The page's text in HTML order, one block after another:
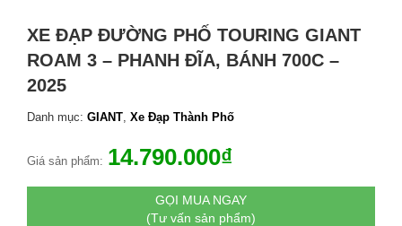
XE ĐẠP ĐƯỜNG PHỐ TOURING GIANT
ROAM 3 – PHANH ĐĨA, BÁNH 700C –
2025
Danh mục: GIANT, Xe Đạp Thành Phố
Giá sản phẩm: 14.790.000₫
GỌI MUA NGAY
(Tư vấn sản phẩm)